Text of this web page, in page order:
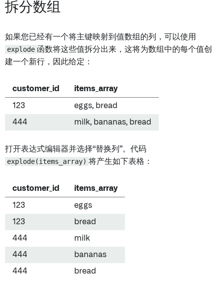
拆分数组
如果您已经有一个将主键映射到值数组的列，可以使用
explode 函数将这些值拆分出来，这将为数组中的每个值创
建一个新行，因此给定：
customer_id items_array
123 eggs, bread
444 milk, bananas, bread
打开表达式编辑器并选择“替换列”。代码
explode(items_array) 将产生如下表格：
customer_id items_array
123 eggs
123 bread
444 milk
444 bananas
444 bread